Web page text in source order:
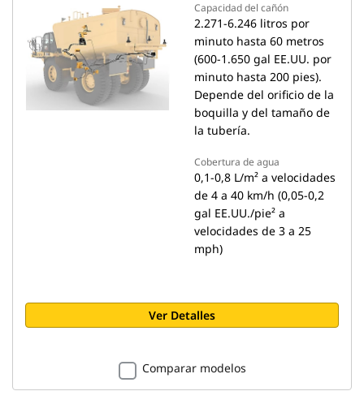
Capacidad del cañón
2.271-6.246 litros por
minuto hasta 60 metros
(600-1.650 gal EE.UU. por
minuto hasta 200 pies).
Depende del orificio de la
boquilla y del tamaño de
la tubería.
Cobertura de agua
0,1-0,8 L/m² a velocidades
de 4 a 40 km/h (0,05-0,2
gal EE.UU./pie² a
velocidades de 3 a 25
mph)
Ver Detalles
Comparar modelos